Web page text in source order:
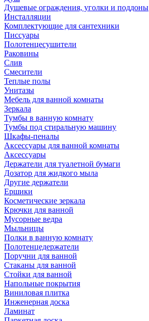
Душевые ограждения, уголки и поддоны
Инсталляции
Комплектующие для сантехники
Писсуары
Полотенцесушители
Раковины
Слив
Смесители
Теплые полы
Унитазы
Мебель для ванной комнаты
Зеркала
Тумбы в ванную комнату
Тумбы под стиральную машину
Шкафы-пеналы
Аксессуары для ванной комнаты
Аксессуары
Держатели для туалетной бумаги
Дозатор для жидкого мыла
Другие держатели
Ершики
Косметические зеркала
Крючки для ванной
Мусорные ведра
Мыльницы
Полки в ванную комнату
Полотенцедержатели
Поручни для ванной
Стаканы для ванной
Стойки для ванной
Напольные покрытия
Виниловая плитка
Инженерная доска
Ламинат